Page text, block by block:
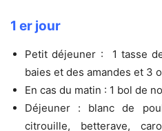
1 er jour
Petit déjeuner : 1 tasse
baies et des amandes et 3
En cas du matin : 1 bol de
Déjeuner : blanc de
citrouille, betterave,